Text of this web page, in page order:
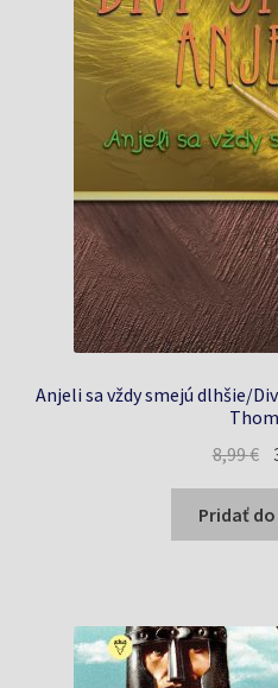
Anjeli sa vždy smejú dlhšie/
8,99€
Pridať